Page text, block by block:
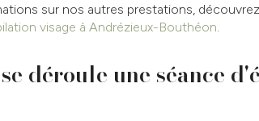
sur nos autres prestations,
visage à Andrézieux-Bouthéon.
déroule une séance